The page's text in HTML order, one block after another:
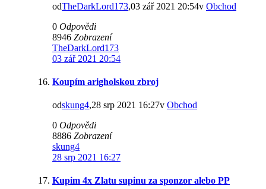
odTheDarkLord173,03 zář 2021 20:54v Obchod
0 Odpovědi
8946 Zobrazení
TheDarkLord173
03 zář 2021 20:54
Koupím arigholskou zbroj
odskung4,28 srp 2021 16:27v Obchod
0 Odpovědi
8886 Zobrazení
skung4
28 srp 2021 16:27
Kupim 4x Zlatu supinu za sponzor alebo PP